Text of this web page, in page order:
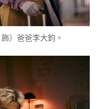
）爸爸李大鈞。